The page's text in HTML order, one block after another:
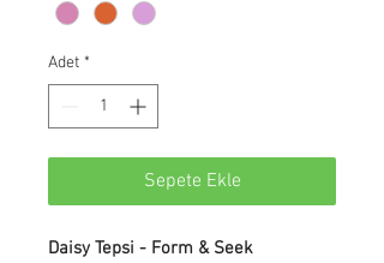
Adet *
Sepete Ekle
Daisy Tepsi - Form & Seek